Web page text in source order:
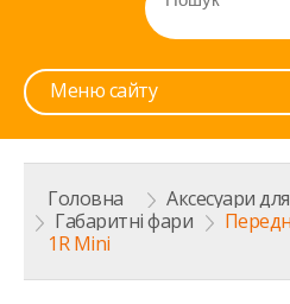
Меню сайту
Головна > Аксесуари
Габаритні фари >
1R Mini